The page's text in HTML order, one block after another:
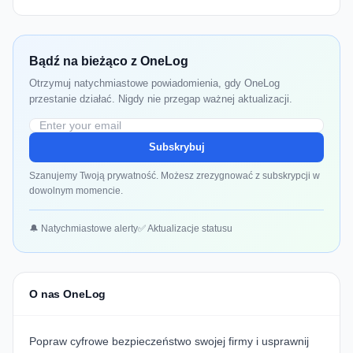
Bądź na bieżąco z OneLog
Otrzymuj natychmiastowe powiadomienia, gdy OneLog
przestanie działać. Nigdy nie przegap ważnej aktualizacji.
Subskrybuj
Szanujemy Twoją prywatność. Możesz zrezygnować z subskrypcji w
dowolnym momencie.
🔔 Natychmiastowe alerty✅ Aktualizacje statusu
O nas OneLog
Popraw cyfrowe bezpieczeństwo swojej firmy i usprawnij